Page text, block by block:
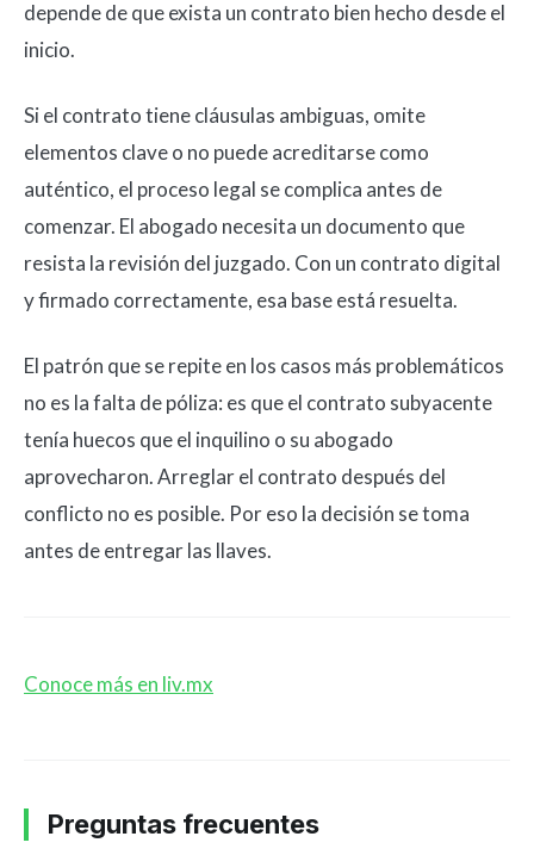
depende de que exista un contrato bien hecho desde el
inicio.
Si el contrato tiene cláusulas ambiguas, omite
elementos clave o no puede acreditarse como
auténtico, el proceso legal se complica antes de
comenzar. El abogado necesita un documento que
resista la revisión del juzgado. Con un contrato digital
y firmado correctamente, esa base está resuelta.
El patrón que se repite en los casos más problemáticos
no es la falta de póliza: es que el contrato subyacente
tenía huecos que el inquilino o su abogado
aprovecharon. Arreglar el contrato después del
conflicto no es posible. Por eso la decisión se toma
antes de entregar las llaves.
Conoce más en liv.mx
Preguntas frecuentes